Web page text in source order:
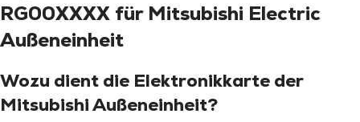
RG00XXXX für Mitsubishi Electric
Außeneinheit
Wozu dient die Elektronikkarte der
Mitsubishi Außeneinheit?